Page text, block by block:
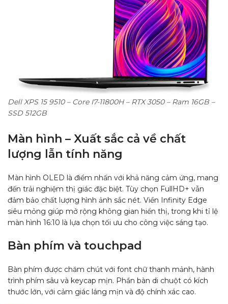
Dell XPS 15 9510 – Core I7-11800H – RTX 3050 – Ram 16GB –
SSD 512GB
Màn hình – Xuất sắc cả về chất
lượng lẫn tính năng
Màn hình OLED là điểm nhấn với khả năng cảm ứng, mang
đến trải nghiệm thị giác đặc biệt. Tùy chọn FullHD+ vẫn
đảm bảo chất lượng hình ảnh sắc nét. Viền Infinity Edge
siêu mỏng giúp mở rộng không gian hiển thị, trong khi tỉ lệ
màn hình 16:10 là lựa chọn tối ưu cho công việc sáng tạo.
Bàn phím và touchpad
Bàn phím được chăm chút với font chữ thanh mảnh, hành
trình phím sâu và keycap mịn. Phần bàn di chuột có kích
thước lớn, với cảm giác láng mịn và độ chính xác cao.